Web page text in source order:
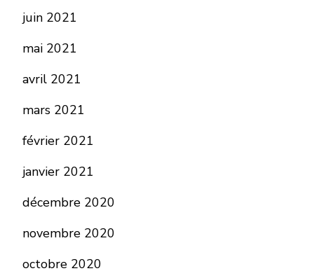
juin 2021
mai 2021
avril 2021
mars 2021
février 2021
janvier 2021
décembre 2020
novembre 2020
octobre 2020